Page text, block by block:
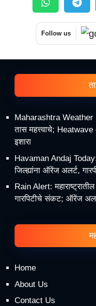
Follow us
Maharashtra Weather
तास महत्त्वाचे;
इशारा
Havaman Andaj
जिल्ह्यांना ऑरेंज अलर्ट,
Rain Alert:
गारपिटीचे संकट; ऑरेंज
Home
About Us
Contact Us